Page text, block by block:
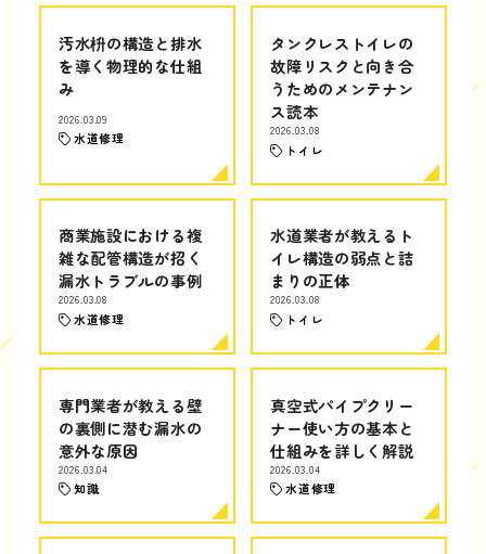
汚水枡の構造と排水
を導く物理的な仕組
み
2026.03.09
水道修理
タンクレストイレの
故障リスクと向き合
うためのメンテナン
ス読本
2026.03.08
トイレ
商業施設における複
雑な配管構造が招く
漏水トラブルの事例
2026.03.08
水道修理
水道業者が教えるト
イレ構造の弱点と詰
まりの正体
2026.03.08
トイレ
専門業者が教える壁
の裏側に潜む漏水の
意外な原因
2026.03.04
知識
真空式パイプクリー
ナー使い方の基本と
仕組みを詳しく解説
2026.03.04
水道修理